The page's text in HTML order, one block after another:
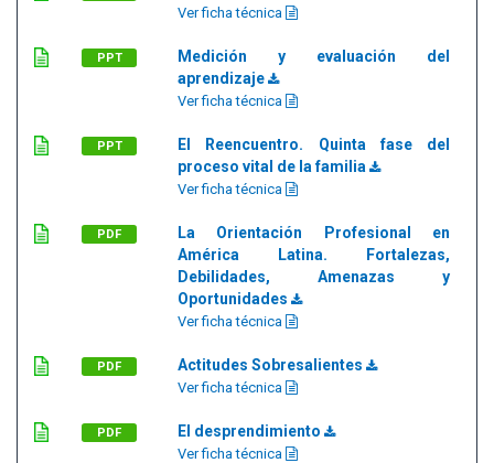
Ver ficha técnica
PPT
Medición y evaluación del
aprendizaje
Ver ficha técnica
PPT
El Reencuentro. Quinta fase del
proceso vital de la familia
Ver ficha técnica
PDF
La Orientación Profesional en
América Latina. Fortalezas,
Debilidades, Amenazas y
Oportunidades
Ver ficha técnica
PDF Actitudes Sobresalientes
Ver ficha técnica
PDF El desprendimiento
Ver ficha técnica